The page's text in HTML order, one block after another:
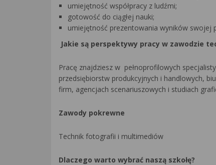
umiejętność współpracy z ludźmi;
gotowość do ciągłej nauki;
umiejętność prezentowania wyników swojej
Jakie są perspektywy pracy w zawodzie
Pracę znajdziesz w pełnoprofilowych
przedsiębiorstw produkcyjnych i handlowych,
firm, agencjach scenariuszowych i studiach
Zawody pokrewne
Technik fotografii i multimediów
Dlaczego warto wybrać naszą szkołę?